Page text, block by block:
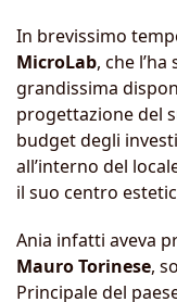
In brevissimo
MicroLab, che
grandissima
progettazione del
budget degli
all’interno del
il suo centro
Ania infatti aveva
Mauro Torinese,
Principale del